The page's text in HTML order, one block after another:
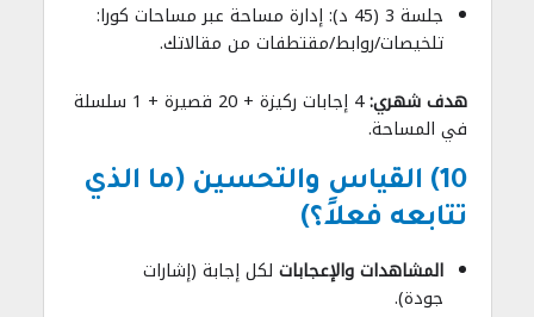
جلسة 3 (45 د): إدارة مساحة عبر مساحات كورا:
تلخيصات/روابط/مقتطفات من مقالاتك.
هدف شهري:
4 إجابات ركيزة + 20 قصيرة + 1 سلسلة
في المساحة.
10) القياس والتحسين (ما الذي
تتابعه فعلاً؟)
المشاهدات والإعجابات لكل إجابة (إشارات
جودة).